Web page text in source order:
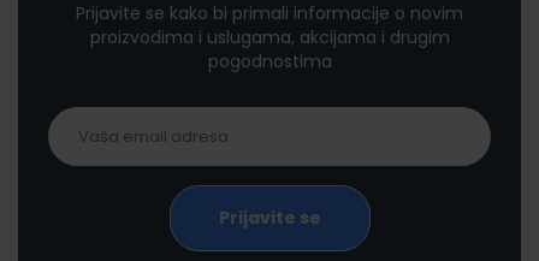
Prijavite se kako bi primali informacije o novim
proizvodima i uslugama, akcijama i drugim
pogodnostima